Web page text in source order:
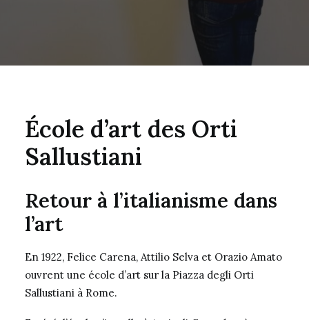
École d’art des Orti
Sallustiani
Retour à l’italianisme dans
l’art
En 1922, Felice Carena, Attilio Selva et Orazio Amato
ouvrent une école d’art sur la Piazza degli Orti
Sallustiani à Rome.